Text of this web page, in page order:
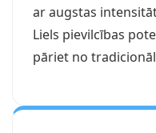
ar augstas
Liels pievilcības
pāriet no